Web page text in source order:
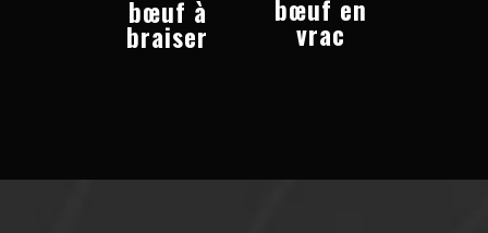
bœuf à
braiser
bœuf en
vrac